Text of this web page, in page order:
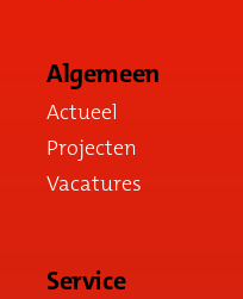
Algemeen
Actueel
Projecten
Vacatures
Service